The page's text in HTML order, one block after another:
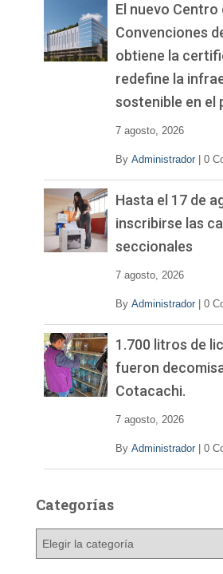
El nuevo Centro
Convenciones
obtiene la
redefine la
sostenible en el
7 agosto, 2026
By Administrador 0
Hasta el 17 de
inscribirse las
seccionales
7 agosto, 2026
By Administrador 0
1.700 litros de
fueron
Cotacachi.
7 agosto, 2026
By Administrador 0
Categorías